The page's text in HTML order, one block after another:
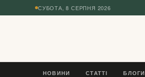
СУБОТА, 8 СЕРПНЯ 2026
НОВИНИ СТАТТІ БЛОГИ